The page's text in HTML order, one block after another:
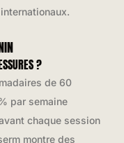
?
de 60
par semaine
chaque session
montre des